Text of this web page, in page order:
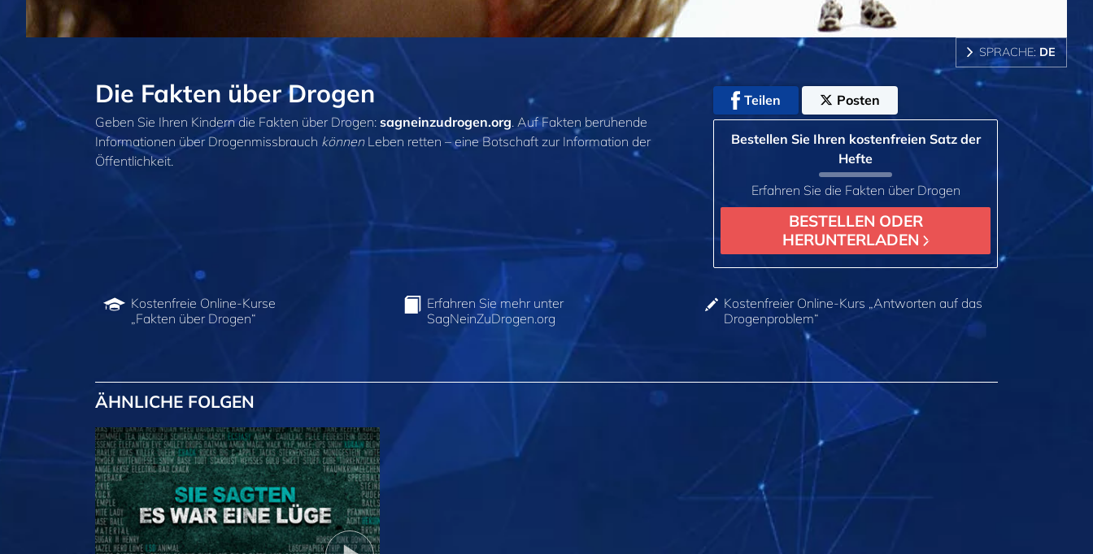
SPRACHE: DE
Die Fakten über Drogen
Geben Sie Ihren Kindern die Fakten über Drogen: sagneinzudrogen.org. Auf Fakten beruhende
Informationen über Drogenmissbrauch könnenLeben retten – eine Botschaft zur Information der
Öffentlichkeit.
Teilen Posten
Bestellen Sie Ihren kostenfreien Satz der
Hefte
Erfahren Sie die Fakten über Drogen
BESTELLEN ODER
HERUNTERLADEN
Kostenfreie Online-Kurse
„Fakten über Drogen“
Erfahren Sie mehr unter
SagNeinZuDrogen.org
Kostenfreier Online-Kurs „Antworten auf das
Drogenproblem“
ÄHNLICHE FOLGEN